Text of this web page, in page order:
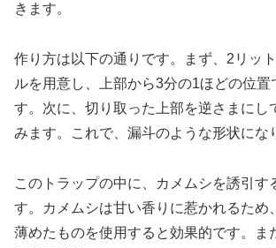
きます。
作り方は以下の通りです。まず、2リッ
ルを用意し、上部から3分の1ほどの位置
す。次に、切り取った上部を逆さまにし
みます。これで、漏斗のような形状にな
このトラップの中に、カメムシを誘引す
す。カメムシは甘い香りに惹かれるため
薄めたものを使用すると効果的です。ま